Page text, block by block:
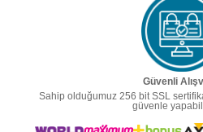
Güvenli
Sahip olduğumuz 256 bit SSL
güvenle